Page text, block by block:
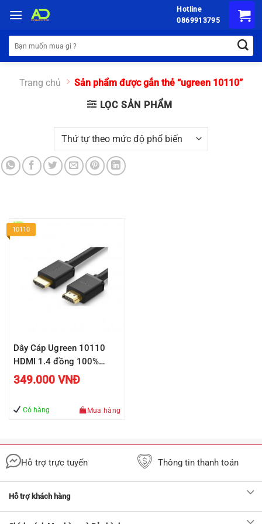
đến
nội
dung
Hotline
0869913795
Tìm
kiếm:
Trang chủ
Sản phẩm được gắn thẻ “ugreen 10110”
LỌC SẢN PHẨM
10110
Dây Cáp Ugreen 10110
HDMI 1.4 đồng 100%
19+1 dài 10M
349.000 VNĐ
Có hàng Mua hàng
Hỗ trợ trực tuyến Thông tin thanh toán
Hỗ trợ khách hàng